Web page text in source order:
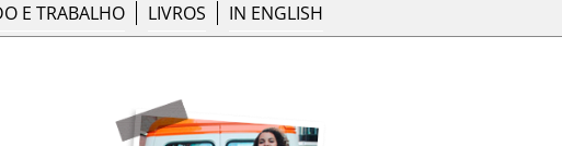
E TRABALHO LIVROS IN ENGLISH